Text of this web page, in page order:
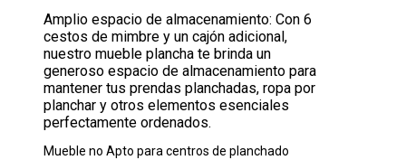
Amplio espacio de almacenamiento: Con 6
cestos de mimbre y un cajón adicional,
nuestro mueble plancha te brinda un
generoso espacio de almacenamiento para
mantener tus prendas planchadas, ropa por
planchar y otros elementos esenciales
perfectamente ordenados.
Mueble no Apto para centros de planchado